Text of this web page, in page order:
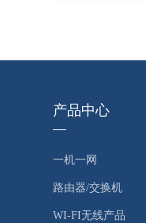
产品中心
一机一网
路由器/交换机
WI-FI无线产品